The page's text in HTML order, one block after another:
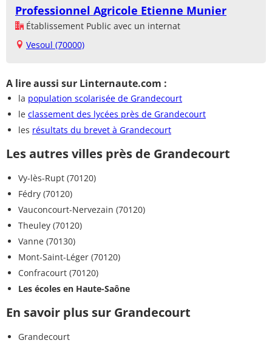
Professionnel Agricole Etienne Munier
Établissement Public avec un internat
Vesoul (70000)
A lire aussi sur Linternaute.com :
la population scolarisée de Grandecourt
le classement des lycées près de Grandecourt
les résultats du brevet à Grandecourt
Les autres villes près de Grandecourt
Vy-lès-Rupt (70120)
Fédry (70120)
Vauconcourt-Nervezain (70120)
Theuley (70120)
Vanne (70130)
Mont-Saint-Léger (70120)
Confracourt (70120)
Les écoles en Haute-Saône
En savoir plus sur Grandecourt
Grandecourt